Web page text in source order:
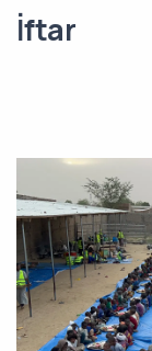
İftar